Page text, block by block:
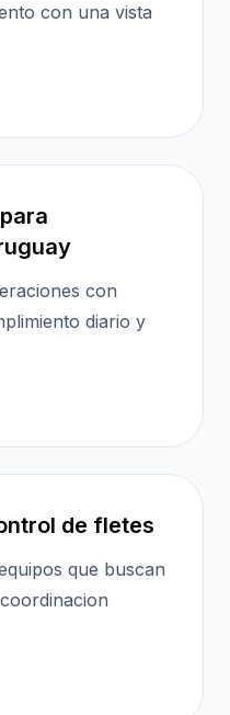
con una vista
con
diario y
de fletes
que buscan